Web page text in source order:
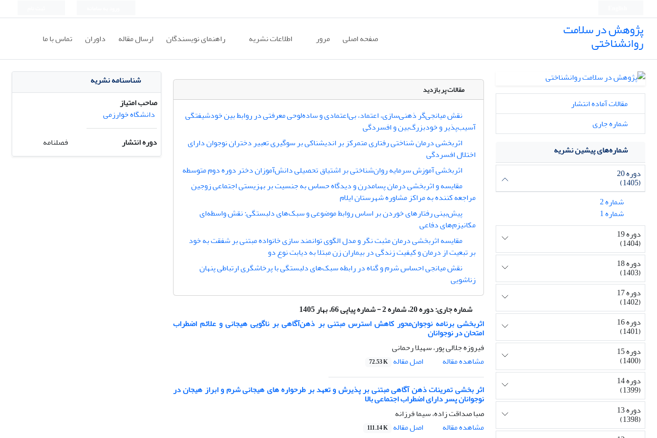
پژوهش در سلامت
روانشناختی صفحه اصلی مرور اطلاعات نشریه راهنمای نویسندگان ارسال مقاله داوران تماس با ما
مقالات پر بازدید
نقش میانجی‌گر ذهنی‌سازی، اعتماد، بی‌اعتمادی و ساده‌لوحی معرفتی در روابط بین خودشیفتگی
آسیب‌پذیر و خودبزرگ‌بین و افسردگی
اثربخشی درمان شناختی رفتاری متمرکز بر اندیشناکی بر سوگیری تعبیر دختران نوجوان دارای
اختلال افسردگی
اثربخشی آموزش سرمایه روان‌شناختی بر اشتیاق تحصیلی دانش‌آموزان دختر دوره دوم متوسطه
مقایسه و اثربخشی درمان پسامدرن و دیدگاه حساس به جنسیت بر بهزیستی اجتماعی زوجین
مراجعه کننده به مراکز مشاوره شهرستان ایلام
پیش‌بینی رفتارهای خوردن بر اساس روابط موضوعی و سبک‌های دلبستگی: نقش ‌واسطه‌ای
مکانیزم‌های دفاعی
مقایسه اثربخشی درمان مثبت نگر و مدل الگوی توانمند سازی خانواده مبتنی بر شفقت به خود
بر تبعیت از درمان و کیفیت زندگی در بیماران زن مبتلا به دیابت نوع دو
نقش میانجی احساس شرم و گناه در رابطه سبک‌های دلبستگی با پرخاشگری ارتباطی پنهان
زناشویی
شماره جاری:دوره 20، شماره 2 - شماره پیاپی 66، بهار 1405
اثربخشی برنامه نوجوان‌محور کاهش استرس مبتنی بر ذهن‌آگاهی بر ناگویی هیجانی و علائم اضطراب
امتحان در نوجوانان
فیروزه جلالی پور، سهیلا رحمانی
مشاهده مقاله
اصل مقاله 72.53 K
اثر بخشی تمرینات ذهن آگاهی مبتنی بر پذیرش و تعهد بر طرحواره های هیجانی شرم و ابراز هیجان در
نوجوانان پسر دارای اضطراب اجتماعی بالا
صبا صداقت زاده، سیما فرزانه
مشاهده مقاله
اصل مقاله 111.14 K
مقالات آماده انتشار
شماره جاری
شماره‌های پیشین نشریه
دوره 20
(1405)
شماره 2
شماره 1
دوره 19
(1404)
دوره 18
(1403)
دوره 17
(1402)
دوره 16
(1401)
دوره 15
(1400)
دوره 14
(1399)
دوره 13
(1398)
شناسنامه نشریه
صاحب امتیاز
دانشگاه خوارزمی
دوره انتشار
فصلنامه